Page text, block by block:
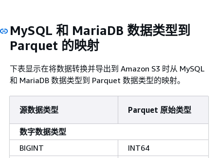
MySQL 和 MariaDB 数据类型到
Parquet 的映射
下表显示在将数据转换并导出到 Amazon S3 时从 MySQL
和 MariaDB 数据类型到 Parquet 数据类型的映射。
源数据类型 Parquet 原始类型
数字数据类型
BIGINT
INT64